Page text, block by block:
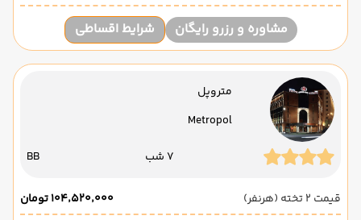
مشاوره و رزرو رایگان شرایط اقساطی
متروپل
Metropol
7 شب BB
قیمت 2 تخته (هرنفر)
۱۰۴٬۵۲۰٬۰۰۰ تومان